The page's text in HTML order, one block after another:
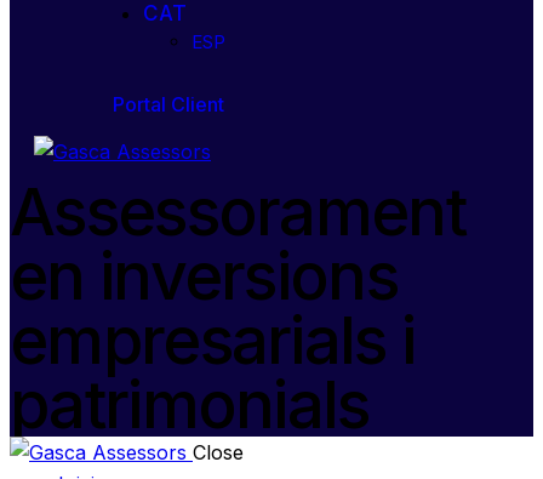
CAT
ESP
Portal Client
Assessorament
en inversions
empresarials i
patrimonials
Close